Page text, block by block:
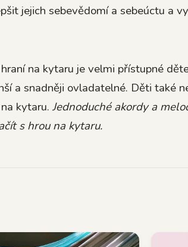
jejich sebevědomí a sebeúctu a
na kytaru je velmi přístupné
a snadněji ovladatelné. Děti také
kytaru. Jednoduché akordy a
s hrou na kytaru.